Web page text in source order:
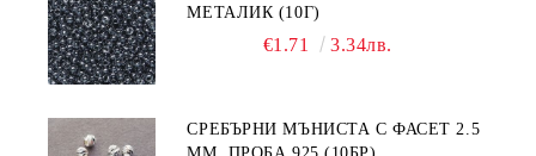
МЕТАЛИК (10Г)
€1.71 3.34лв.
СРЕБЪРНИ МЪНИСТА С ФАСЕТ 2.5